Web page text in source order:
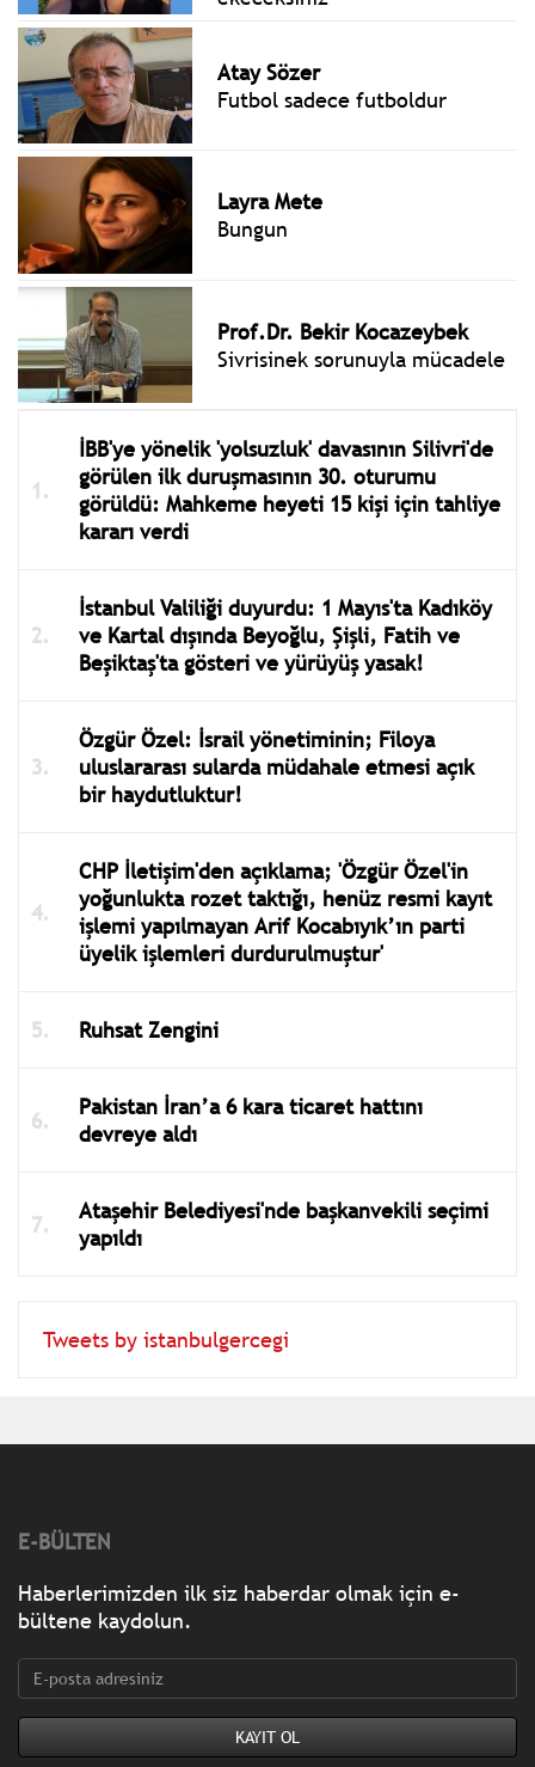
Atay Sözer
Futbol sadece futboldur
Layra Mete
Bungun
Prof.Dr. Bekir Kocazeybek
Sivrisinek sorunuyla mücadele
İBB'ye yönelik 'yolsuzluk' davasının Silivri'de
görülen ilk duruşmasının 30. oturumu
görüldü: Mahkeme heyeti 15 kişi için tahliye
kararı verdi
İstanbul Valiliği duyurdu: 1 Mayıs'ta Kadıköy
ve Kartal dışında Beyoğlu, Şişli, Fatih ve
Beşiktaş'ta gösteri ve yürüyüş yasak!
Özgür Özel: İsrail yönetiminin; Filoya
uluslararası sularda müdahale etmesi açık
bir haydutluktur!
CHP İletişim'den açıklama; 'Özgür Özel'in
yoğunlukta rozet taktığı, henüz resmi kayıt
işlemi yapılmayan Arif Kocabıyık’ın parti
üyelik işlemleri durdurulmuştur'
Ruhsat Zengini
Pakistan İran’a 6 kara ticaret hattını
devreye aldı
Ataşehir Belediyesi'nde başkanvekili seçimi
yapıldı
Tweets by istanbulgercegi
E-BÜLTEN
Haberlerimizden ilk siz haberdar olmak için e-
bültene kaydolun.